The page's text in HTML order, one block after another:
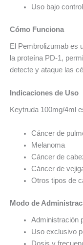
Uso bajo
Cómo Funciona
El Pembrolizumab es
la proteína PD-1,
detecte y ataque las
Indicaciones de Uso
Keytruda 100mg/4ml
Cáncer de
Melanoma
Cáncer de
Cáncer de
Otros tipos de
Modo de
Administración
Uso exclusivo